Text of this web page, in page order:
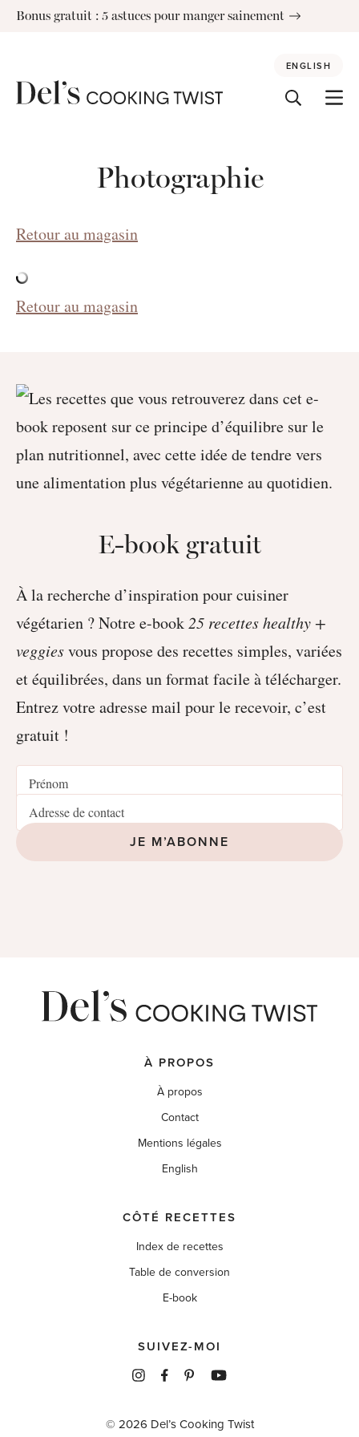
SkipBonus gratuit : 5 astuces pour manger sainement
ENGLISH
Photographie
Retour au magasin
Retour au magasin
E-book gratuit
À la recherche d’inspiration pour cuisiner
végétarien ? Notre e-book 25 recettes healthy +
veggiesvous propose des recettes simples, variées
et équilibrées, dans un format facile à télécharger.
Entrez votre adresse mail pour le recevoir, c’est
gratuit !
JE M’ABONNE
À PROPOS
À propos
Contact
Mentions légales
English
CÔTÉ RECETTES
Index de recettes
Table de conversion
E-book
SUIVEZ-MOI
© 2026 Del’s Cooking Twist